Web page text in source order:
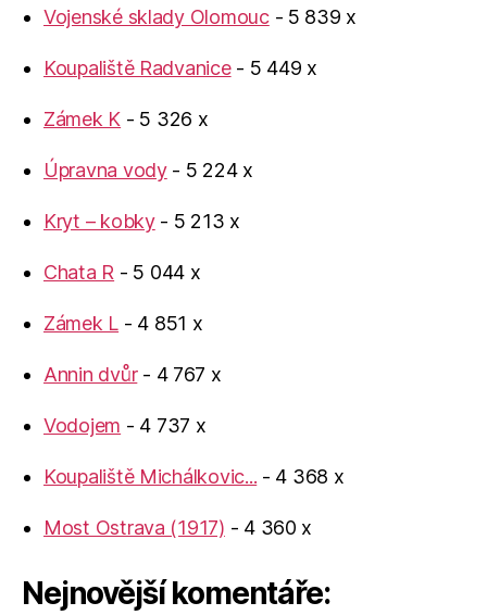
Vojenské sklady Olomouc- 5 839 x
Koupaliště Radvanice- 5 449 x
Zámek K - 5 326 x
Úpravna vody- 5 224 x
Kryt – kobky- 5 213 x
Chata R - 5 044 x
Zámek L - 4 851 x
Annin dvůr- 4 767 x
Vodojem - 4 737 x
Koupaliště Michálkovic... - 4 368 x
Most Ostrava (1917) - 4 360 x
Nejnovější komentáře: